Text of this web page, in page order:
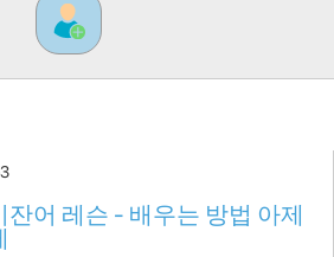
어 레슨 - 배우는 방법 아제